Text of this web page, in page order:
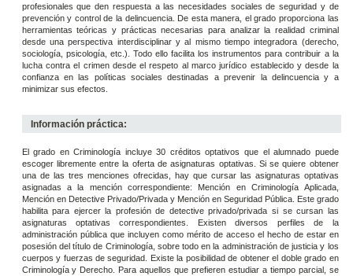
profesionales que den respuesta a las necesidades sociales de seguridad y de
prevención y control de la delincuencia. De esta manera, el grado proporciona las
herramientas teóricas y prácticas necesarias para analizar la realidad criminal
desde una perspectiva interdisciplinar y al mismo tiempo integradora (derecho,
sociología, psicología, etc.). Todo ello facilita los instrumentos para contribuir a la
lucha contra el crimen desde el respeto al marco jurídico establecido y desde la
confianza en las políticas sociales destinadas a prevenir la delincuencia y a
minimizar sus efectos.
Información práctica:
El grado en Criminología incluye 30 créditos optativos que el alumnado puede
escoger libremente entre la oferta de asignaturas optativas. Si se quiere obtener
una de las tres menciones ofrecidas, hay que cursar las asignaturas optativas
asignadas a la mención correspondiente: Mención en Criminología Aplicada,
Mención en Detective Privado/Privada y Mención en Seguridad Pública. Este grado
habilita para ejercer la profesión de detective privado/privada si se cursan las
asignaturas optativas correspondientes. Existen diversos perfiles de la
administración pública que incluyen como mérito de acceso el hecho de estar en
posesión del título de Criminología, sobre todo en la administración de justicia y los
cuerpos y fuerzas de seguridad. Existe la posibilidad de obtener el doble grado en
Criminología y Derecho. Para aquellos que prefieren estudiar a tiempo parcial, se